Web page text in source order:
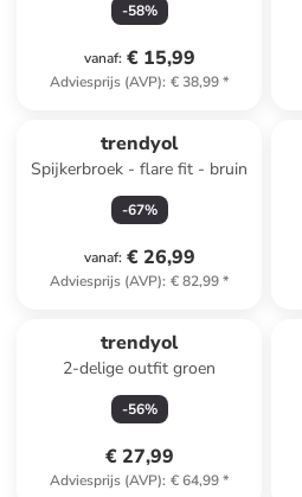
-58%
vanaf: € 15,99
Adviesprijs (AVP): € 38,99*
trendyol
Spijkerbroek - flare fit - bruin
-67%
vanaf: € 26,99
Adviesprijs (AVP): € 82,99*
trendyol
2-delige outfit groen
-56%
€ 27,99
Adviesprijs (AVP): € 64,99*